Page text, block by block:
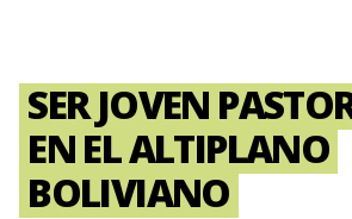
SER JOVEN
EN EL ALTIPLANO
BOLIVIANO